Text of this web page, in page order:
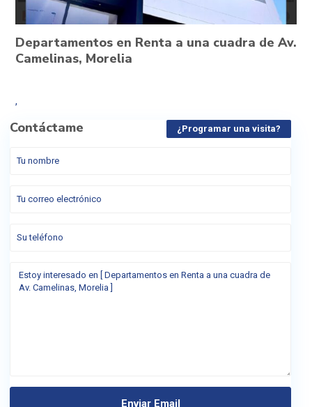
Departamentos en Renta a una cuadra de Av.
Camelinas, Morelia
,
Contáctame ¿Programar una visita?